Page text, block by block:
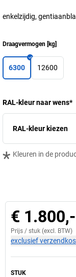
enkelzijdig,
Draagvermogen [kg]
6300 12600
RAL-kleur naar wens*
RAL-kleur kiezen
* Kleuren in de
€ 1.800,-
Prijs / stuk (excl. BTW)
exclusief
STUK